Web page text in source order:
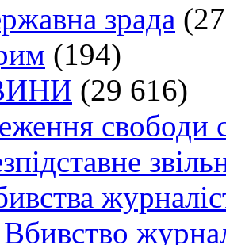
зрада
(194)
(29 616)
свободи
Вбивство